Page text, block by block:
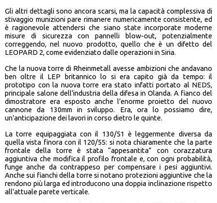
Gli altri dettagli sono ancora scarsi, ma la capacità complessiva di
stivaggio munizioni pare rimanere numericamente consistente, ed
è ragionevole attendersi che siano state incorporate moderne
misure di sicurezza con pannelli blow-out, potenzialmente
correggendo, nel nuovo prodotto, quello che è un difetto del
LEOPARD 2, come evidenziato dalle operazioni in Siria.
Che la nuova torre di Rheinmetall avesse ambizioni che andavano
ben oltre il LEP britannico lo si era capito già da tempo: il
prototipo con la nuova torre era stato infatti portato al NEDS,
principale salone dell’industria della difesa in Olanda. A fianco del
dimostratore era esposto anche l’enorme proietto del nuovo
cannone da 130mm in sviluppo. Era, ora lo possiamo dire,
un’anticipazione dei lavori in corso dietro le quinte.
La torre equipaggiata con il 130/51 è leggermente diversa da
quella vista finora con il 120/55: si nota chiaramente che la parte
frontale della torre è stata “appesantita” con corazzatura
aggiuntiva che modifica il profilo frontale e, con ogni probabilità,
funge anche da contrappeso per compensare i pesi aggiuntivi.
Anche sui fianchi della torre si notano protezioni aggiuntive che la
rendono più larga ed introducono una doppia inclinazione rispetto
all’attuale parete verticale.